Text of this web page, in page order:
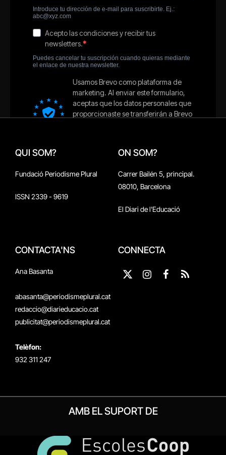
QUI SOM?
Fundació Periodisme Plural
ISSN 2339 - 9619
ON SOM?
Carrer Bailén 5, principal.
08010, Barcelona
El Diari de l'Educació
CONTACTA'NS
Ana Basanta
abasanta@periodismeplural.cat
redaccio@diarieducacio.cat
publicitat@periodismeplural.cat
Telèfon:
932 311 247
CONNECTA
X
Instagram
Facebook
RSS
AMB EL SUPORT DE